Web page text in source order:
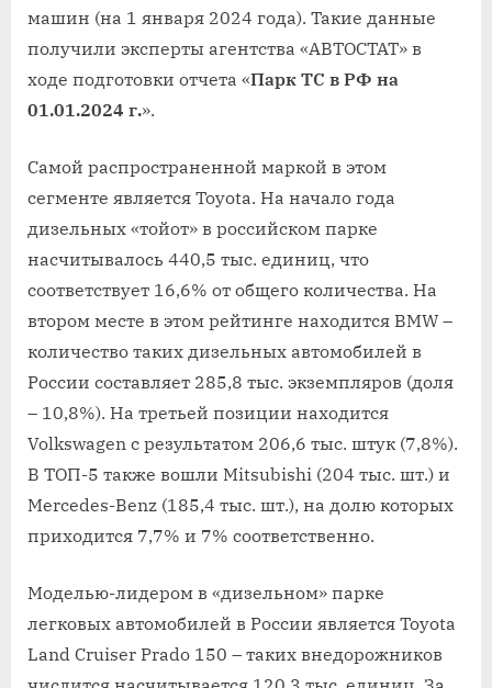
машин (на 1 января 2024 года). Такие данные
получили эксперты агентства «АВТОСТАТ» в
ходе подготовки отчета «Парк ТС в РФ на
01.01.2024 г.».
Самой распространенной маркой в этом
сегменте является Toyota. На начало года
дизельных «тойот» в российском парке
насчитывалось 440,5 тыс. единиц, что
соответствует 16,6% от общего количества. На
втором месте в этом рейтинге находится BMW –
количество таких дизельных автомобилей в
России составляет 285,8 тыс. экземпляров (доля
– 10,8%). На третьей позиции находится
Volkswagen с результатом 206,6 тыс. штук (7,8%).
В ТОП-5 также вошли Mitsubishi (204 тыс. шт.) и
Mercedes-Benz (185,4 тыс. шт.), на долю которых
приходится 7,7% и 7% соответственно.
Моделью-лидером в «дизельном» парке
легковых автомобилей в России является Toyota
Land Cruiser Prado 150 – таких внедорожников